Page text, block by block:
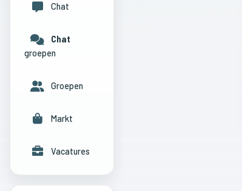
Chat
Chat
groepen
Groepen
Markt
Vacatures